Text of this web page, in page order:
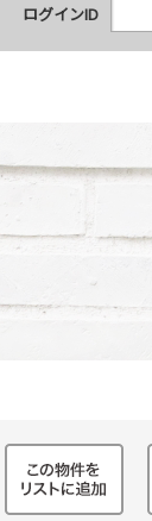
ログインID